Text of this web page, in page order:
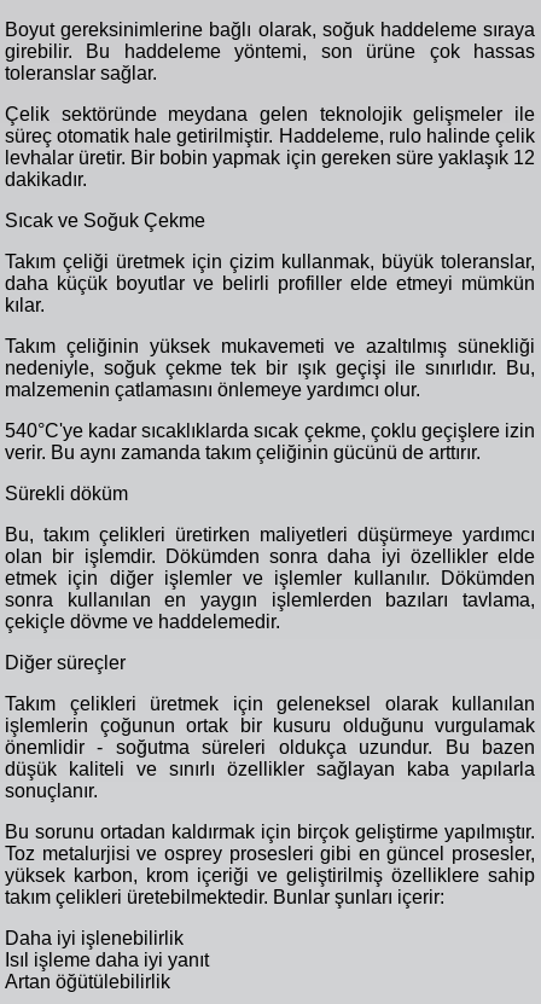
Boyut gereksinimlerine bağlı olarak, soğuk haddeleme sıraya
girebilir. Bu haddeleme yöntemi, son ürüne çok hassas
toleranslar sağlar.
Çelik sektöründe meydana gelen teknolojik gelişmeler ile
süreç otomatik hale getirilmiştir. Haddeleme, rulo halinde çelik
levhalar üretir. Bir bobin yapmak için gereken süre yaklaşık 12
dakikadır.
Sıcak ve Soğuk Çekme
Takım çeliği üretmek için çizim kullanmak, büyük toleranslar,
daha küçük boyutlar ve belirli profiller elde etmeyi mümkün
kılar.
Takım çeliğinin yüksek mukavemeti ve azaltılmış sünekliği
nedeniyle, soğuk çekme tek bir ışık geçişi ile sınırlıdır. Bu,
malzemenin çatlamasını önlemeye yardımcı olur.
540°C'ye kadar sıcaklıklarda sıcak çekme, çoklu geçişlere izin
verir. Bu aynı zamanda takım çeliğinin gücünü de arttırır.
Sürekli döküm
Bu, takım çelikleri üretirken maliyetleri düşürmeye yardımcı
olan bir işlemdir. Dökümden sonra daha iyi özellikler elde
etmek için diğer işlemler ve işlemler kullanılır. Dökümden
sonra kullanılan en yaygın işlemlerden bazıları tavlama,
çekiçle dövme ve haddelemedir.
Diğer süreçler
Takım çelikleri üretmek için geleneksel olarak kullanılan
işlemlerin çoğunun ortak bir kusuru olduğunu vurgulamak
önemlidir - soğutma süreleri oldukça uzundur. Bu bazen
düşük kaliteli ve sınırlı özellikler sağlayan kaba yapılarla
sonuçlanır.
Bu sorunu ortadan kaldırmak için birçok geliştirme yapılmıştır.
Toz metalurjisi ve osprey prosesleri gibi en güncel prosesler,
yüksek karbon, krom içeriği ve geliştirilmiş özelliklere sahip
takım çelikleri üretebilmektedir. Bunlar şunları içerir:
Daha iyi işlenebilirlik
Isıl işleme daha iyi yanıt
Artan öğütülebilirlik